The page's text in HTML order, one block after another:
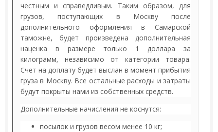
честным и справедливым. Таким образом, для
грузов, поступающих в Москву после
дополнительного оформления в Самарской
таможне, будет произведена дополнительная
наценка в размере только 1 доллара за
килограмм, независимо от категории товара.
Счет на доплату будет выслан в момент прибытия
груза в Москву. Все остальные расходы и затраты
будут покрыты нами из собственных средств.
Дополнительные начисления не коснутся:
посылок и грузов весом менее 10 кг;